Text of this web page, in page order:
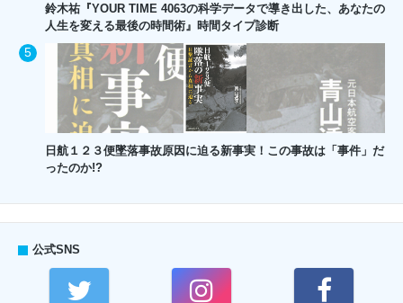
鈴木祐『YOUR TIME 4063の科学データで導き出した、あなたの
人生を変える最後の時間術』時間タイプ診断
日航１２３便墜落事故原因に迫る新事実！この事故は「事件」だ
ったのか!?
公式SNS